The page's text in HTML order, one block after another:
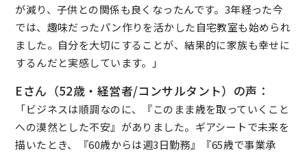
が減り、子供との関係も良くなったんです。3年経った今
では、趣味だったパン作りを活かした自宅教室も始められ
ました。自分を大切にすることが、結果的に家族も幸せに
するんだと実感しています。」
Eさん（52歳・経営者/コンサルタント）の声：
「ビジネスは順調なのに、『このまま歳を取っていくこと
への漠然とした不安』がありました。ギアシートで未来を
描いたとき、『60歳からは週3日勤務』『65歳で事業承